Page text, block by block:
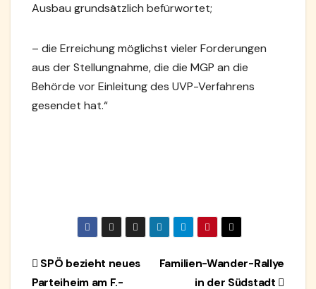
Ausbau grundsätzlich befürwortet;
– die Erreichung möglichst vieler Forderungen
aus der Stellungnahme, die die MGP an die
Behörde vor Einleitung des UVP-Verfahrens
gesendet hat.“
BeitragsnavigationFamilien-Wander-Rallye
in der Südstadt
SPÖ bezieht neues
Parteiheim am F.-